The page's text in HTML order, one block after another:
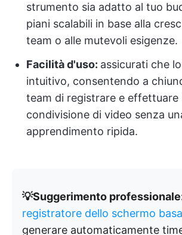
strumento sia adatto al tuo
piani scalabili in base alla
team o alle mutevoli esigenze.
Facilità d'uso: assicurati che
intuitivo, consentendo a
team di registrare e effettuare
condivisione di video senza
apprendimento ripida.
💡Suggerimento
registratore dello schermo
generare automaticamente